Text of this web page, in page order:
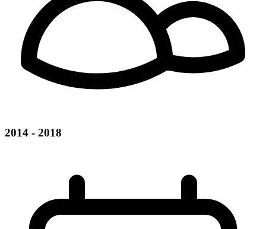
2014 - 2018